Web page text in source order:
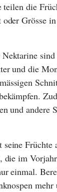
teilen die
Grösse
und die
und andere
Früchte
im
einmal.
mehr